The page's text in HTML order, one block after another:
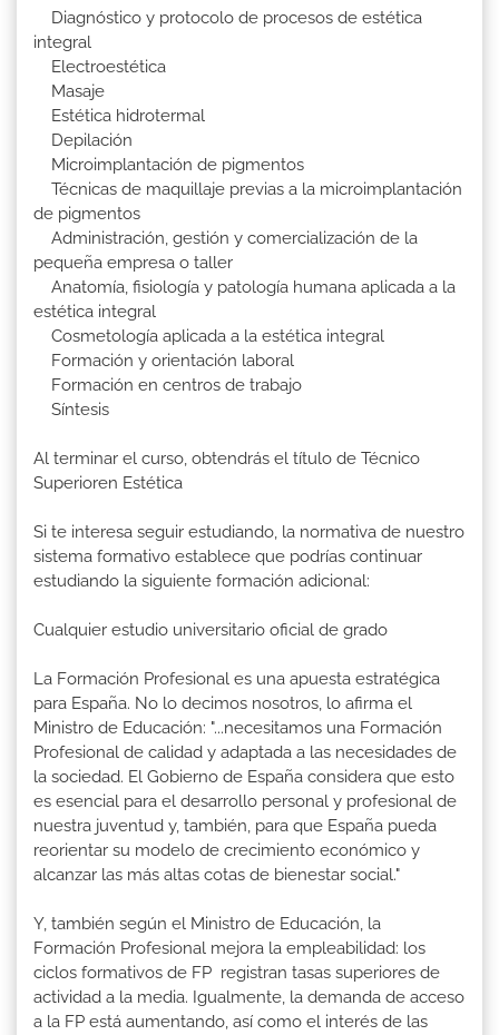
Diagnóstico y protocolo de procesos de estética
integral
Electroestética
Masaje
Estética hidrotermal
Depilación
Microimplantación de pigmentos
Técnicas de maquillaje previas a la microimplantación
de pigmentos
Administración, gestión y comercialización de la
pequeña empresa o taller
Anatomía, fisiología y patología humana aplicada a la
estética integral
Cosmetología aplicada a la estética integral
Formación y orientación laboral
Formación en centros de trabajo
Síntesis
Al terminar el curso, obtendrás el título de Técnico
Superioren Estética
Si te interesa seguir estudiando, la normativa de nuestro
sistema formativo establece que podrías continuar
estudiando la siguiente formación adicional:
Cualquier estudio universitario oficial de grado
La Formación Profesional es una apuesta estratégica
para España. No lo decimos nosotros, lo afirma el
Ministro de Educación: "...necesitamos una Formación
Profesional de calidad y adaptada a las necesidades de
la sociedad. El Gobierno de España considera que esto
es esencial para el desarrollo personal y profesional de
nuestra juventud y, también, para que España pueda
reorientar su modelo de crecimiento económico y
alcanzar las más altas cotas de bienestar social."
Y, también según el Ministro de Educación, la
Formación Profesional mejora la empleabilidad: los
ciclos formativos de FP registran tasas superiores de
actividad a la media. Igualmente, la demanda de acceso
a la FP está aumentando, así como el interés de las